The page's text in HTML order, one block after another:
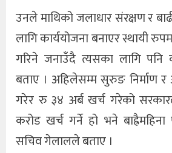
उनले माथिको जलाधार संरक्षण र
लागि कार्ययोजना बनाएर स्थायी
गरिने जनाउँदै त्यसका लागि
बताए । अहिलेसम्म सुरुङ निर्माण र
गरेर रु ३४ अर्ब खर्च गरेको
करोड खर्च गर्ने हो भने
सचिव गेलालले बताए ।